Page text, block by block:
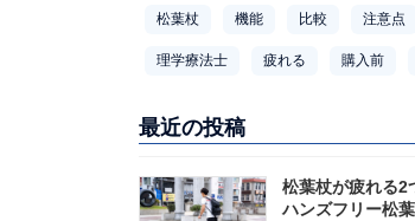
松葉杖 機能 比較 注意点
理学療法士 疲れる 購入前
最近の投稿
松葉杖が疲れる2
ハンズフリー松